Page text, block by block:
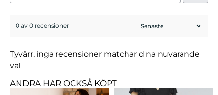
0 av 0 recensioner
Tyvärr, inga recensioner matchar dina nuvarande
val
ANDRA HAR OCKSÅ KÖPT